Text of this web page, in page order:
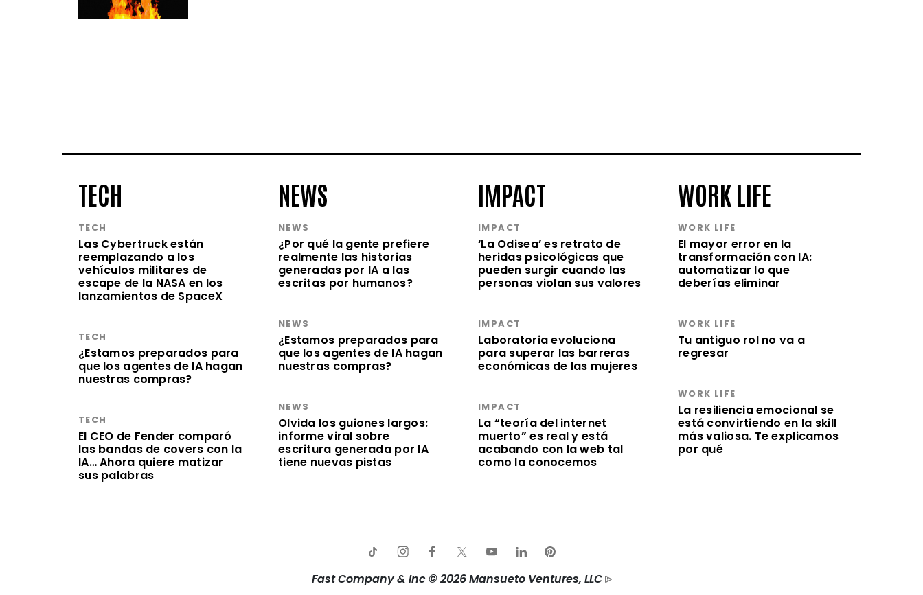
TECH
TECH
Las Cybertruck están
reemplazando a los
vehículos militares de
escape de la NASA en los
lanzamientos de SpaceX
TECH
¿Estamos preparados para
que los agentes de IA hagan
nuestras compras?
TECH
El CEO de Fender comparó
las bandas de covers con la
IA… Ahora quiere matizar
sus palabras
NEWS
NEWS
¿Por qué la gente prefiere
realmente las historias
generadas por IA a las
escritas por humanos?
NEWS
¿Estamos preparados para
que los agentes de IA hagan
nuestras compras?
NEWS
Olvida los guiones largos:
informe viral sobre
escritura generada por IA
tiene nuevas pistas
IMPACT
IMPACT
‘La Odisea’ es retrato de
heridas psicológicas que
pueden surgir cuando las
personas violan sus valores
IMPACT
Laboratoria evoluciona
para superar las barreras
económicas de las mujeres
IMPACT
La “teoría del internet
muerto” es real y está
acabando con la web tal
como la conocemos
WORK LIFE
WORK LIFE
El mayor error en la
transformación con IA:
automatizar lo que
deberías eliminar
WORK LIFE
Tu antiguo rol no va a
regresar
WORK LIFE
La resiliencia emocional se
está convirtiendo en la skill
más valiosa. Te explicamos
por qué
Fast Company & Inc © 2026 Mansueto Ventures, LLC